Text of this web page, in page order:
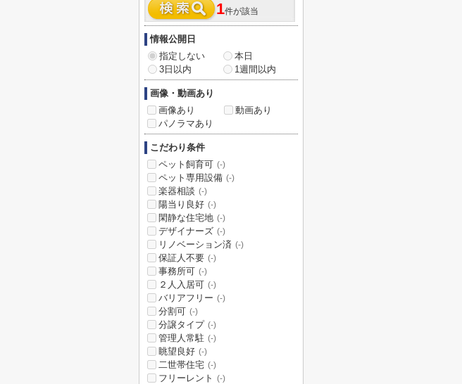
1件が該当
情報公開日
指定しない
本日
3日以内
1週間以内
画像・動画あり
画像あり
動画あり
パノラマあり
こだわり条件
ペット飼育可 (-)
ペット専用設備 (-)
楽器相談 (-)
陽当り良好 (-)
閑静な住宅地 (-)
デザイナーズ (-)
リノベーション済 (-)
保証人不要 (-)
事務所可 (-)
２人入居可 (-)
バリアフリー (-)
分割可 (-)
分譲タイプ (-)
管理人常駐 (-)
眺望良好 (-)
二世帯住宅 (-)
フリーレント (-)